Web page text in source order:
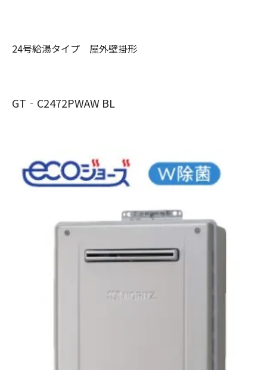
24号給湯タイプ 屋外壁掛形
GT‐C2472PWAW BL